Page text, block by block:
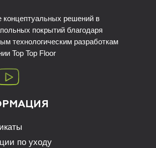
концептуальных решений в
покрытий благодаря
технологическим разработкам
Top Top Floor
по уходу